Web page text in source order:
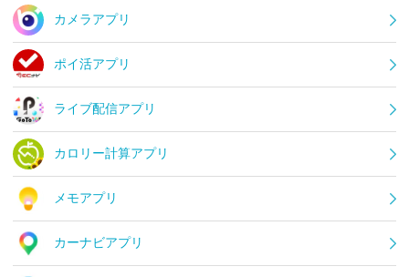
カメラアプリ
ポイ活アプリ
ライブ配信アプリ
カロリー計算アプリ
メモアプリ
カーナビアプリ